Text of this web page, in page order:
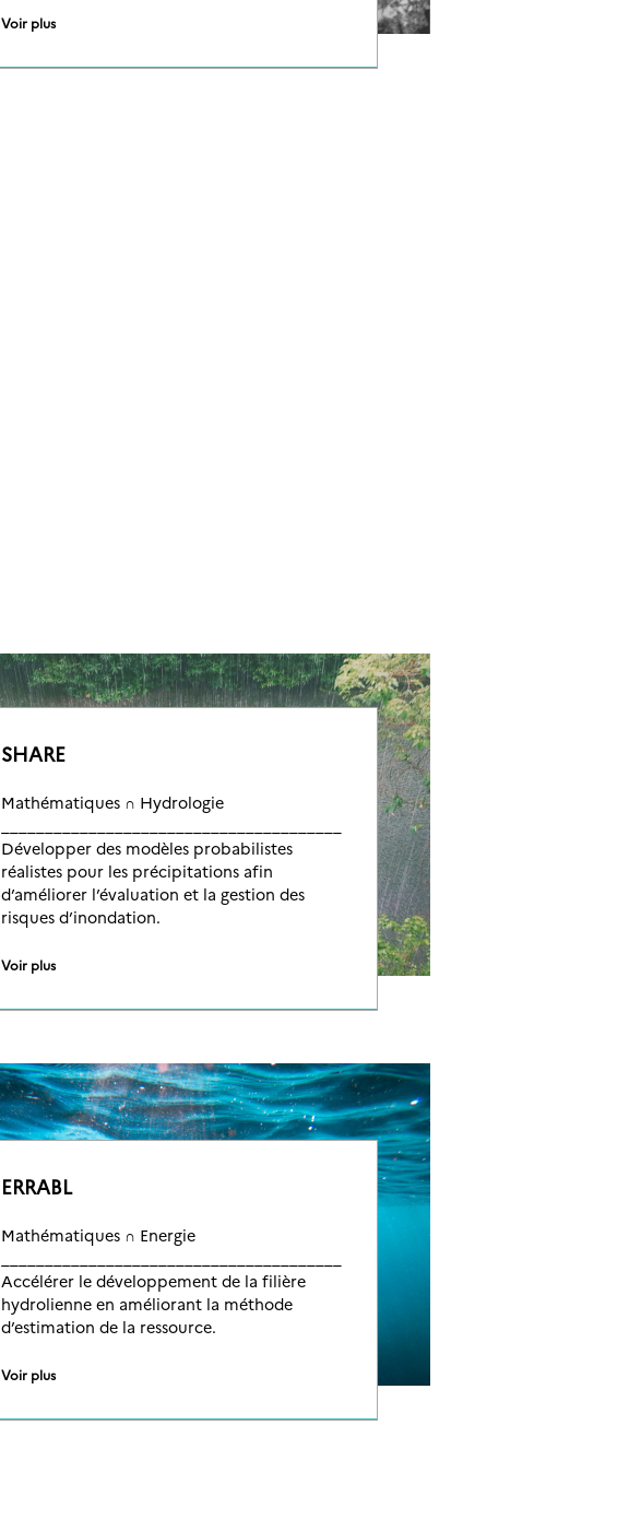
Voir plus
SHARE
Mathématiques ∩ Hydrologie
Développer des modèles probabilistes
réalistes pour les précipitations afin
d’améliorer l’évaluation et la gestion des
risques d’inondation.
Voir plus
ERRABL
Mathématiques ∩ Energie
Accélérer le développement de la filière
hydrolienne en améliorant la méthode
d’estimation de la ressource.
Voir plus